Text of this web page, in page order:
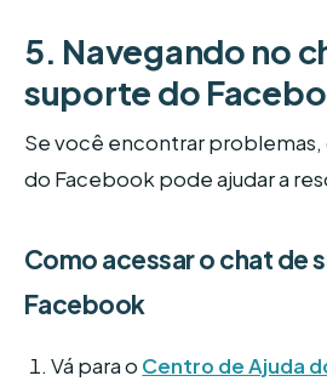
5. Navegando no
suporte do
Se você encontrar
do Facebook pode ajudar a
Como acessar o chat de
Facebook
Vá para o Centro de Ajuda